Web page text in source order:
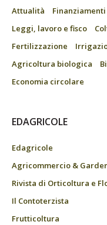
Attualità
Leggi, lavoro e fisco
Fertilizzazione
Agricoltura biologica
Economia circolare
EDAGRICOLE
Edagricole
Agricommercio &
Rivista di Orticoltura e
Il Contoterzista
Frutticoltura